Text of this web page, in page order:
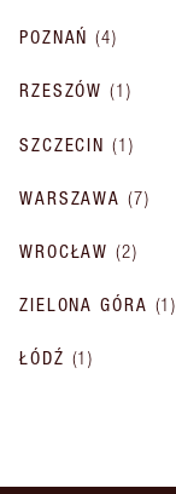
POZNAŃ (4)
RZESZÓW (1 )
SZCZECIN (1 )
WARSZAWA (7)
WROCŁAW (2)
ZIELONA GÓRA (1)
ŁÓDŹ (1)